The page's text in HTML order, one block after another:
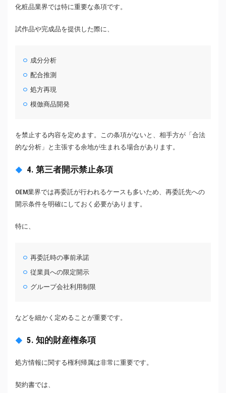
化粧品業界では特に重要な条項です。
試作品や完成品を提供した際に、
成分分析
配合推測
処方再現
模倣商品開発
を禁止する内容を定めます。この条項がないと、相手方が「合法
的な分析」と主張する余地が生まれる場合があります。
4. 第三者開示禁止条項
OEM業界では再委託が行われるケースも多いため、再委託先への
開示条件を明確にしておく必要があります。
特に、
再委託時の事前承諾
従業員への限定開示
グループ会社利用制限
などを細かく定めることが重要です。
5. 知的財産権条項
処方情報に関する権利帰属は非常に重要です。
契約書では、